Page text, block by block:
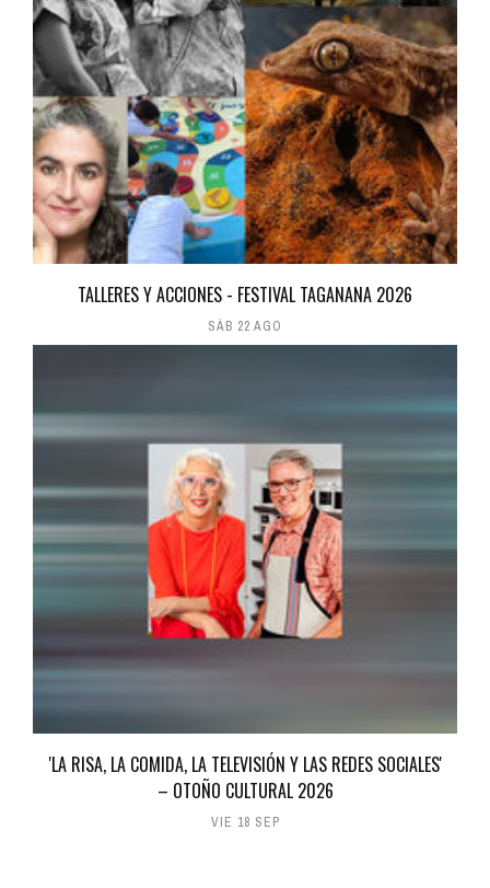
TALLERES Y ACCIONES - FESTIVAL TAGANANA 2026
SÁB 22 AGO
'LA RISA, LA COMIDA, LA TELEVISIÓN Y LAS REDES SOCIALES'
– OTOÑO CULTURAL 2026
VIE 18 SEP